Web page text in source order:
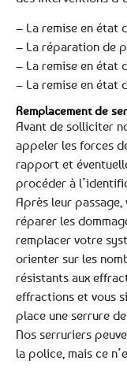
– La remise en état
– La réparation de
– La remise en état
– La remise en état
Remplacement de
Avant de solliciter
appeler les forces
rapport et
procéder à
Après leur
réparer les
remplacer votre
orienter sur les
résistants aux
effractions et vous
place une serrure
Nos serruriers
la police, mais ce